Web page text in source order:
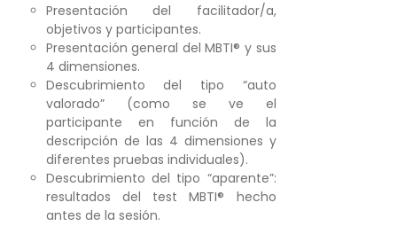
Presentación del facilitador/a,
objetivos y participantes.
Presentación general del MBTI® y sus
4 dimensiones.
Descubrimiento del tipo “auto
valorado” (como se ve el
participante en función de la
descripción de las 4 dimensiones y
diferentes pruebas individuales).
Descubrimiento del tipo “aparente”:
resultados del test MBTI® hecho
antes de la sesión.